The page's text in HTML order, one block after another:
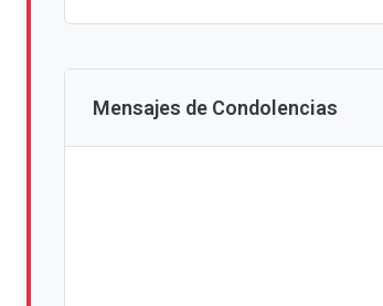
Mensajes de Condolencias